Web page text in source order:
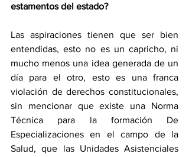
estamentos del estado?
Las aspiraciones tienen que ser bien
entendidas, esto no es un capricho, ni
mucho menos una idea generada de un
día para el otro, esto es una franca
violación de derechos constitucionales,
sin mencionar que existe una Norma
Técnica para la formación De
Especializaciones en el campo de la
Salud, que las Unidades Asistenciales